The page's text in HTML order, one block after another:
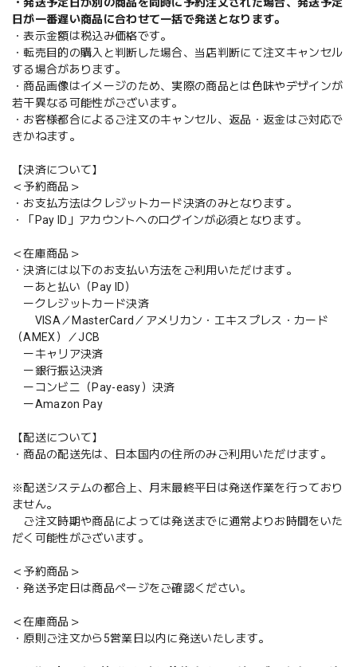
日が一番遅い商品に合わせて一括で発送となります。
・表示金額は税込み価格です。
・転売目的の購入と判断した場合、当店判断にて注文キャンセル
する場合があります。
・商品画像はイメージのため、実際の商品とは色味やデザインが
若干異なる可能性がございます。
・お客様都合によるご注文のキャンセル、返品・返金はご対応で
きかねます。
【決済について】
＜予約商品＞
・お支払方法はクレジットカード決済のみとなります。
・「Pay ID」アカウントへのログインが必須となります。
＜在庫商品＞
・決済には以下のお支払い方法をご利用いただけます。
ーあと払い（Pay ID）
ークレジットカード決済
VISA／MasterCard／アメリカン・エキスプレス・カード
（AMEX）／JCB
ーキャリア決済
ー銀行振込決済
ーコンビニ（Pay-easy）決済
ーAmazon Pay
【配送について】
・商品の配送先は、日本国内の住所のみご利用いただけます。
※配送システムの都合上、月末最終平日は発送作業を行っており
ません。
ご注文時期や商品によっては発送までに通常よりお時間をいた
だく可能性がございます。
＜予約商品＞
・発送予定日は商品ページをご確認ください。
＜在庫商品＞
・原則ご注文から5営業日以内に発送いたします。